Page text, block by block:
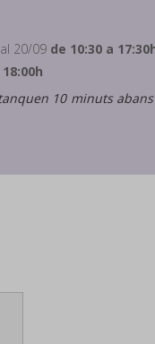
20/09 de 10:30 a
10 minuts